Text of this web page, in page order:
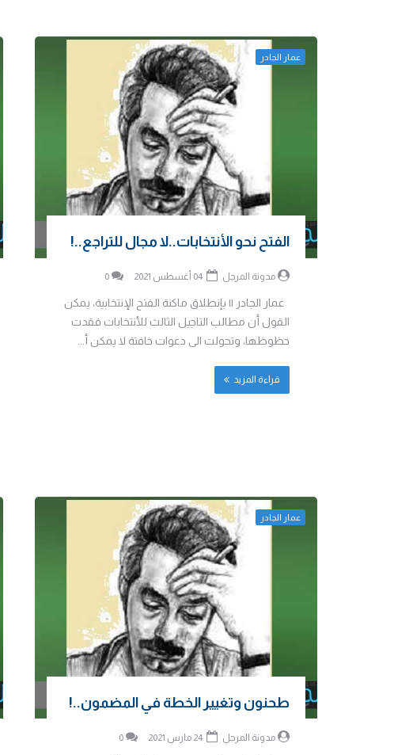
عمار الجادر
الفتح نحو الأنتخابات..لا مجال للتراجع..!
مدونة المرجل 0
عمار الجادر || بإنطلاق ماكنة الفتح الإنتخابية، يمكن
القول أن مطالب التاجيل الثالث للأنتخابات فقدت
حظوظها، وتحولت الى دعوات خافتة لا يمكن أ...
قراءة المزيد
عمار الجادر
طحنون وتغيير الخطة في المضمون..!
مدونة المرجل 0